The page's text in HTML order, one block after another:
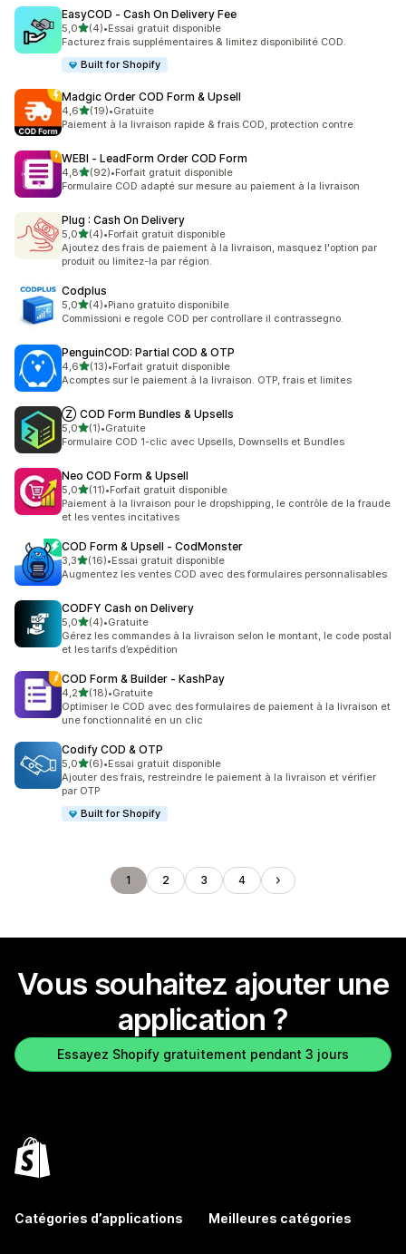
EasyCOD ‑ Cash On Delivery Fee
5,0étoile(s) sur 5
(4)
4 avis au total
•Essai gratuit disponible
Facturez frais supplémentaires & limitez disponibilité COD.
Built for Shopify
Madgic Order COD Form & Upsell
4,6étoile(s) sur 5
(19)
19 avis au total
•Gratuite
Paiement à la livraison rapide & frais COD, protection contre
WEBI ‑ LeadForm Order COD Form
4,8étoile(s) sur 5
(92)
92 avis au total
•Forfait gratuit disponible
Formulaire COD adapté sur mesure au paiement à la livraison
Plug : Cash On Delivery
5,0étoile(s) sur 5
(4)
4 avis au total
•Forfait gratuit disponible
Ajoutez des frais de paiement à la livraison, masquez l'option par
produit ou limitez-la par région.
Codplus
5,0étoile(s) sur 5
(4)
4 avis au total
•Piano gratuito disponibile
Commissioni e regole COD per controllare il contrassegno.
PenguinCOD: Partial COD & OTP
4,6étoile(s) sur 5
(13)
13 avis au total
•Forfait gratuit disponible
Acomptes sur le paiement à la livraison. OTP, frais et limites
Ⓩ COD Form Bundles & Upsells
5,0étoile(s) sur 5
(1)
1 avis au total
•Gratuite
Formulaire COD 1-clic avec Upsells, Downsells et Bundles
Neo COD Form & Upsell
5,0étoile(s) sur 5
(11)
11 avis au total
•Forfait gratuit disponible
Paiement à la livraison pour le dropshipping, le contrôle de la fraude
et les ventes incitatives
COD Form & Upsell ‑ CodMonster
3,3étoile(s) sur 5
(16)
16 avis au total
•Essai gratuit disponible
Augmentez les ventes COD avec des formulaires personnalisables
CODFY Cash on Delivery
5,0étoile(s) sur 5
(4)
4 avis au total
•Gratuite
Gérez les commandes à la livraison selon le montant, le code postal
et les tarifs d’expédition
COD Form & Builder ‑ KashPay
4,2étoile(s) sur 5
(18)
18 avis au total
•Gratuite
Optimiser le COD avec des formulaires de paiement à la livraison et
une fonctionnalité en un clic
Codify COD & OTP
5,0étoile(s) sur 5
(6)
6 avis au total
•Essai gratuit disponible
Ajouter des frais, restreindre le paiement à la livraison et vérifier
par OTP
Built for Shopify
1 2 3 4
Vous souhaitez ajouter une
application ?
Essayez Shopify gratuitement pendant 3 jours
Catégories d’applications Meilleures catégories